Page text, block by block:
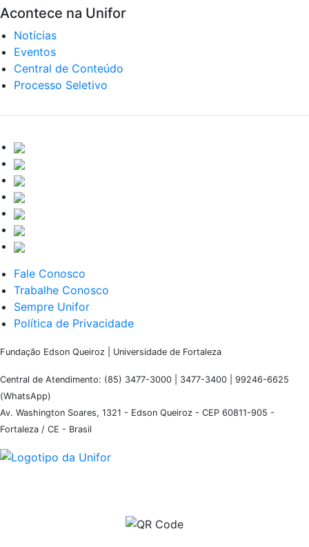
Acontece na Unifor
Notícias
Eventos
Central de Conteúdo
Processo Seletivo
Fale Conosco
Trabalhe Conosco
Sempre Unifor
Política de Privacidade
Fundação Edson Queiroz | Universidade de Fortaleza
Central de Atendimento: (85) 3477-3000 | 3477-3400 | 99246-6625
(WhatsApp)
Av. Washington Soares, 1321 - Edson Queiroz - CEP 60811-905 -
Fortaleza / CE - Brasil